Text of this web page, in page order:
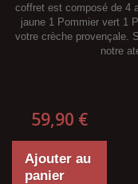
coffret est composé de 4
jaune 1 Pommier vert 1
votre crèche provençale.
notre
59,90 €
Ajouter au
panier